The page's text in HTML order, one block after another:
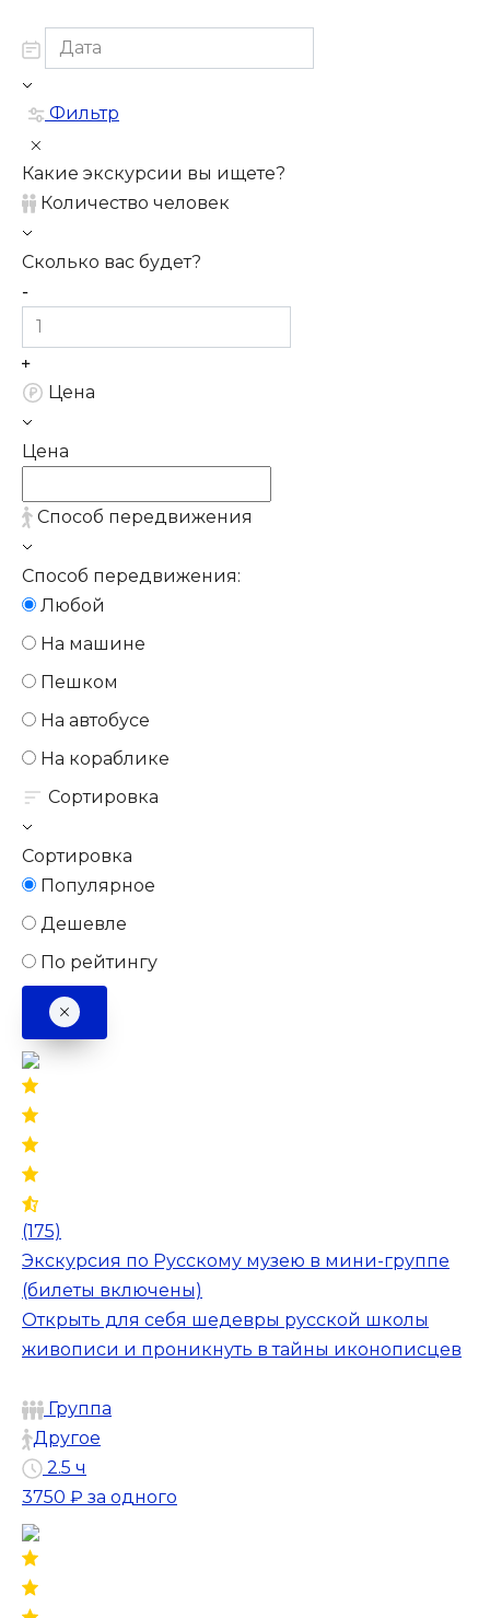
Фильтр
Какие экскурсии вы ищете?
Количество человек
Сколько вас будет?
Цена
Цена
Способ передвижения
Способ передвижения:
Любой
На машине
Пешком
На автобусе
На кораблике
Сортировка
Сортировка
Популярное
Дешевле
По рейтингу
(175)
Экскурсия по Русскому музею в мини-группе
(билеты включены)
Открыть для себя шедевры русской школы
живописи и проникнуть в тайны иконописцев
Группа
Другое
2.5 ч
3750 ₽ за одного